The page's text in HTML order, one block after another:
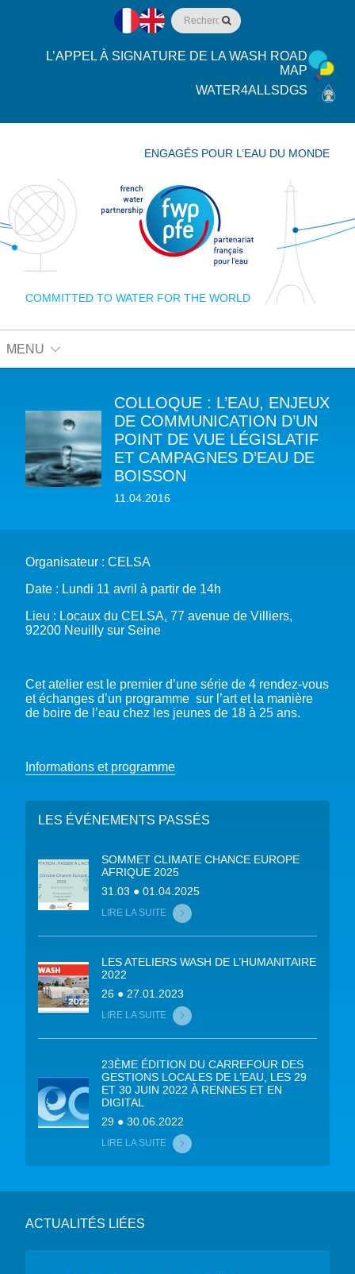
L’APPEL À SIGNATURE DE LA WASH ROAD
MAP
WATER4ALLSDGS
COMMITTED TO WATER FOR THE WORLD
ENGAGÉS POUR L’EAU DU MONDE
MENU
A PROPOS DU PFE
NOTRE MISSION
NOTRE VISION
LES MEMBRES DU PFE
NOTRE PLAIDOYER MULTI-ACTEUR
L’EAU DANS LES OBJECTIFS DU DÉVELOPPEMENT DURABLE (ODD)
CRISE UKRAINIENNE 2022
AUTRES EXPERTISES
NOS PRODUCTIONS
FORUM URBAIN MONDIAL – LE CAIRE 2024
COP16 BIODIVERSITÉ – CALI 2024
FORUM MONDIAL DE L’EAU – BALI 2024
COP28 CLIMAT – DUBAÏ 2023
TOUS LES ÉVÉNEMENTS
COLLOQUE : L’EAU, ENJEUX
DE COMMUNICATION D’UN
POINT DE VUE LÉGISLATIF
ET CAMPAGNES D’EAU DE
BOISSON
11.04.2016
Organisateur : CELSA
Date : Lundi 11 avril à partir de 14h
Lieu : Locaux du CELSA, 77 avenue de Villiers,
92200 Neuilly sur Seine
Cet atelier est le premier d’une série de 4 rendez-vous
et échanges d’un programme sur l’art et la manière
de boire de l’eau chez les jeunes de 18 à 25 ans.
Informations et programme
LES ÉVÉNEMENTS PASSÉS
SOMMET CLIMATE CHANCE EUROPE
AFRIQUE 2025
31.03 ● 01.04.2025
LIRE LA SUITE
LES ATELIERS WASH DE L’HUMANITAIRE
2022
26 ● 27.01.2023
LIRE LA SUITE
23ÈME ÉDITION DU CARREFOUR DES
GESTIONS LOCALES DE L’EAU, LES 29
ET 30 JUIN 2022 À RENNES ET EN
DIGITAL
29 ● 30.06.2022
LIRE LA SUITE
ACTUALITÉS LIÉES